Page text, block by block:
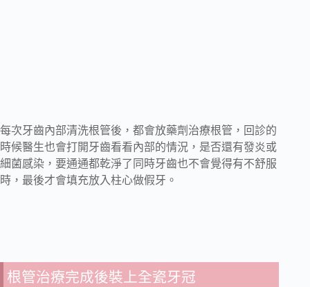
每次牙齒內部清洗根管後，都會放藥劑治療根管，回診的
時候醫生也會打開牙齒看看內部的情況，是否還有發炎或
細菌感染，要通通都乾淨了同時牙齒也不會覺得有不舒服
時，最後才會填充放入柱心做假牙。
根管治療完成後裝上全瓷牙冠